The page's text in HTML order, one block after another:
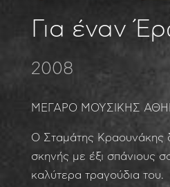
Για έναν
2008
ΜΕΓΑΡΟ ΜΟΥΣΙΚΗΣ
Ο Σταμάτης Κραουνάκης
σκηνής με έξι σπάνιους
καλύτερα τραγούδια του.